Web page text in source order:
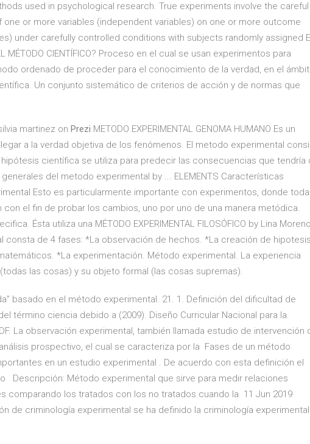
used in psychological research. True experiments involve the careful
or more variables (independent variables) on one or more outcome
under carefully controlled conditions with subjects randomly assigned
MÉTODO CIENTÍFICO? Proceso en el cual se usan experimentos para
ordenado de proceder para el conocimiento de la verdad, en el
Un conjunto sistemático de criterios de acción y de normas que
martinez on Prezi METODO EXPERIMENTAL GENOMA HUMANO Es un
a la verdad objetiva de los fenómenos. El metodo experimental
científica se utiliza para predecir las consecuencias que tendría
del metodo experimental by ... ELEMENTS Características
Esto es particularmente importante con experimentos, donde
el fin de probar los cambios, uno por uno de una manera metódica.
Ésta utiliza una MÉTODO EXPERIMENTAL FILOSÓFICO by Lina
consta de 4 fases: *La observación de hechos. *La creación de
*La experimentación. Método experimental. La experiencia
las cosas) y su objeto formal (las cosas supremas).
basado en el método experimental. 21. 1. Definición del dificultad de
término ciencia debido a (2009). Diseño Curricular Nacional para la.
La observación experimental, también llamada estudio de intervención
prospectivo, el cual se caracteriza por la Fases de un método
en un estudio experimental . De acuerdo con esta definición el
Descripción: Método experimental que sirve para medir relaciones
comparando los tratados con los no tratados cuando la 11 Jun 2019
de criminología experimental se ha definido la criminología experimental